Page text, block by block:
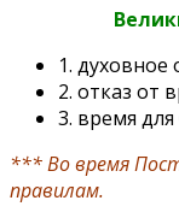
1. духовное
2. отказ от
3. время
*** Во время
правилам.